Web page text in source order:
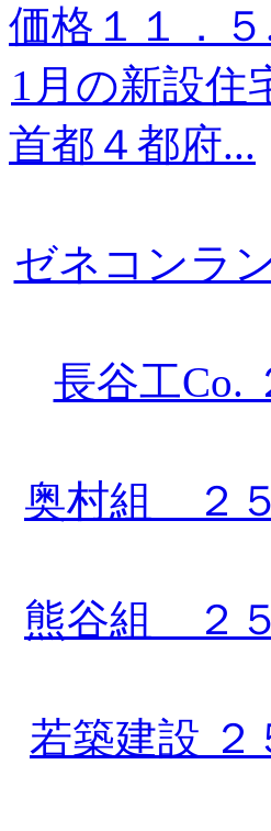
価格１１．５
1月の新設
首都４都府...
ゼネコンラ
長谷工
奥村組 ２
熊谷組 ２
若築建設 ２